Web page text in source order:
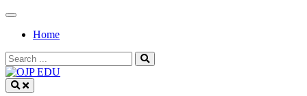
Skip
contentHome
Search
for: